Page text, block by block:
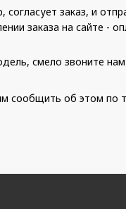
заказ, и
заказа на сайте -
смело звоните
сообщить об этом